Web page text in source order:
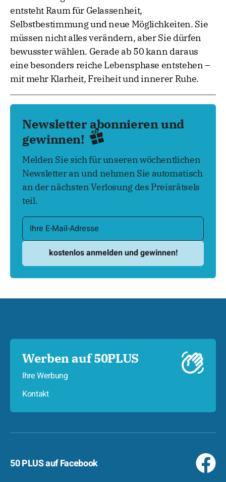
entsteht Raum für Gelassenheit,
Selbstbestimmung und neue Möglichkeiten. Sie
müssen nicht alles verändern, aber Sie dürfen
bewusster wählen. Gerade ab 50 kann daraus
eine besonders reiche Lebensphase entstehen –
mit mehr Klarheit, Freiheit und innerer Ruhe.
Newsletter abonnieren und
gewinnen!
Melden Sie sich für unseren wöchentlichen
Newsletter an und nehmen Sie automatisch
an der nächsten Verlosung des Preisrätsels
teil.
Werben auf 50PLUS
Ihre Werbung
Kontakt
50 PLUS auf Facebook